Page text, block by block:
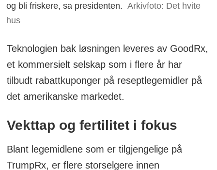
og bli friskere, sa presidenten. Arkivfoto: Det hvite
hus
Teknologien bak løsningen leveres av GoodRx,
et kommersielt selskap som i flere år har
tilbudt rabattkuponger på reseptlegemidler på
det amerikanske markedet.
Vekttap og fertilitet i fokus
Blant legemidlene som er tilgjengelige på
TrumpRx, er flere storselgere innen